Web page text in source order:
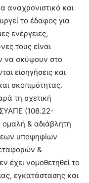
αναχρονιστικό και
το έδαφος για
ενέργειες,
τους είναι
να σκύψουν στο
εισηγήσεις και
σκοπιμότητας.
τη σχετική
(108.22-
& αδιάβλητη
υποψηφίων
&
έχει νομοθετηθεί το
εγκατάστασης και